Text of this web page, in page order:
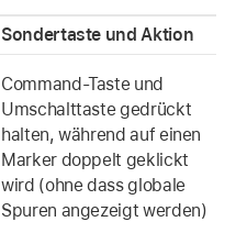
Sondertaste und Aktion
Command-Taste und
Umschalttaste gedrückt
halten, während auf einen
Marker doppelt geklickt
wird (ohne dass globale
Spuren angezeigt werden)